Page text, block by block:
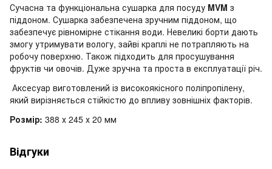
Сучасна та функціональна сушарка для посуду MVM з
піддоном. Сушарка забезпечена зручним піддоном, що
забезпечує рівномірне стікання води. Невеликі борти дають
змогу утримувати вологу, зайві краплі не потрапляють на
робочу поверхню. Також підходить для просушування
фруктів чи овочів. Дуже зручна та проста в експлуатації річ.
Аксесуар виготовлений із високоякісного поліпропілену,
який вирізняється стійкістю до впливу зовнішніх факторів.
Розмір: 388 х 245 х 20 мм
Відгуки